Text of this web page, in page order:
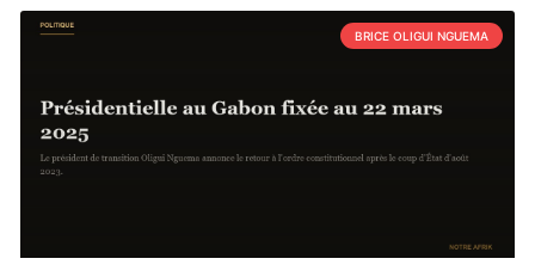
BRICE OLIGUI NGUEMA